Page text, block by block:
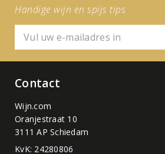
Handige wijn en spijs tips
Contact
Wijn.com
Oranjestraat 10
3111 AP Schiedam
KvK: 24280806